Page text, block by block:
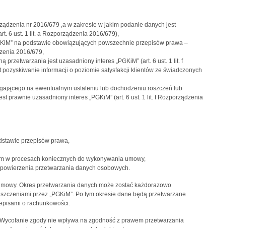
nr 2016/679 ,a w zakresie w jakim podanie danych jest
6 ust. 1 lit. a Rozporządzenia 2016/679),
na podstawie obowiązujących powszechnie przepisów prawa –
2016/679,
przetwarzania jest uzasadniony interes „PGKiM” (art. 6 ust. 1 lit. f
informacji o poziomie satysfakcji klientów ze świadczonych
na ewentualnym ustaleniu lub dochodzeniu roszczeń lub
prawnie uzasadniony interes „PGKiM” (art. 6 ust. 1 lit. f Rozporządzenia
przepisów prawa,
w procesach koniecznych do wykonywania umowy,
przetwarzania danych osobowych.
Okres przetwarzania danych może zostać każdorazowo
przez „PGKiM”. Po tym okresie dane będą przetwarzane
o rachunkowości.
zgody nie wpływa na zgodność z prawem przetwarzania